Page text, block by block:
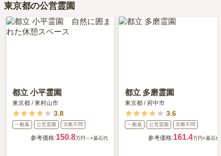
東京都の公営霊園
都立 小平霊園
東京都 /東村山市
3.8
一般墓 公営霊園 宗教不問
参考価格:150.8万円～+墓石代
都立 多磨霊園
東京都 / 府中市
3.6
一般墓 公営霊園 宗教不問
参考価格:161.4万円+墓石代